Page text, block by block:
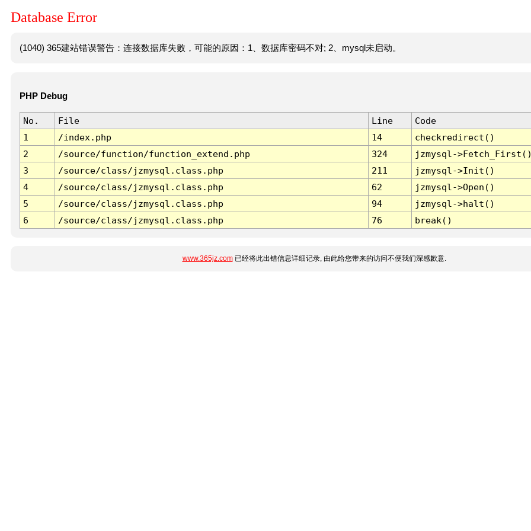
Database Error
(1040) 365建站错误警告：连接数据库失败，可能的原因：1、数据库密码不对; 2、mysql未启动。
PHP Debug
No. File Line
Code
1
/index.php 14
checkredirect()
2
/source/function/function_extend.php 324
jzmysql-
3
/source/class/jzmysql.class.php 211
jzmysql->Init()
4
/source/class/jzmysql.class.php 62
jzmysql->Open()
5
/source/class/jzmysql.class.php 94
jzmysql->halt()
6
/source/class/jzmysql.class.php 76 break()
www.365jz.com已经将此出错信息详细记录, 由此给您带来的访问不便我们深感歉意.